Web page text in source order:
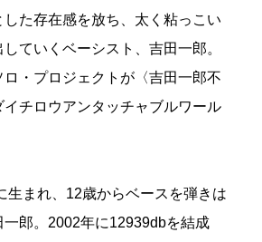
た存在感を放ち、太く粘っこい
ていくベーシスト、吉田一郎。
・プロジェクトが〈吉田一郎不
チロウアンタッチャブルワール
生まれ、12歳からベースを弾きは
一郎。2002年に12939dbを結成